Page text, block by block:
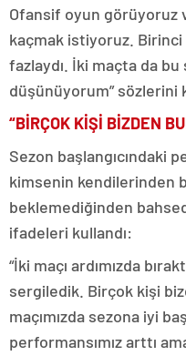
Ofansif oyun görüyoruz
kaçmak istiyoruz. Birinci
fazlaydı. İki maçta da
düşünüyorum” sözlerini
“BİRÇOK KİŞİ BİZDEN
Sezon başlangıcındaki
kimsenin kendilerinden
beklemediğinden
ifadeleri kullandı:
“İki maçı ardımızda
sergiledik. Birçok kişi
maçımızda sezona iyi
performansımız arttı